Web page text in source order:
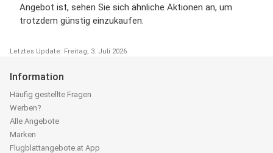
Angebot ist, sehen Sie sich ähnliche Aktionen an, um
trotzdem günstig einzukaufen.
Letztes Update: Freitag, 3. Juli 2026
Information
Häufig gestellte Fragen
Werben?
Alle Angebote
Marken
Flugblattangebote.at App